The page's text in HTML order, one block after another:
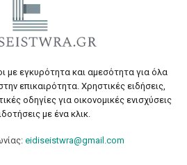
με εγκυρότητα και αμεσότητα για όλα
επικαιρότητα. Χρηστικές ειδήσεις,
οδηγίες για οικονομικές ενισχύσεις
με ένα κλικ.
eidiseistwra@gmail.com